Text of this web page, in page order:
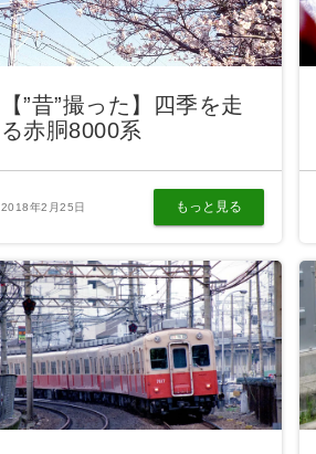
【”昔”撮った】四季を走
る赤胴8000系
2018年2月25日 もっと見る